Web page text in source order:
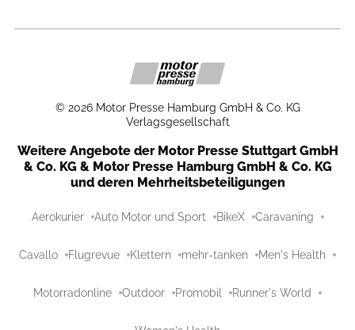
© 2026 Motor Presse Hamburg GmbH & Co. KG
Verlagsgesellschaft
Weitere Angebote der Motor Presse Stuttgart GmbH
& Co. KG & Motor Presse Hamburg GmbH & Co. KG
und deren Mehrheitsbeteiligungen
Aerokurier Auto Motor und Sport BikeX Caravaning
Cavallo Flugrevue Klettern mehr-tanken Men's Health
Motorradonline Outdoor Promobil Runner's World